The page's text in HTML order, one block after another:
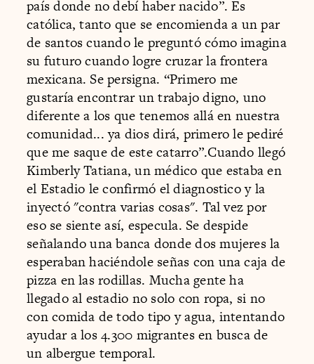
país donde no debí haber nacido”. Es
católica, tanto que se encomienda a un par
de santos cuando le preguntó cómo imagina
su futuro cuando logre cruzar la frontera
mexicana. Se persigna. “Primero me
gustaría encontrar un trabajo digno, uno
diferente a los que tenemos allá en nuestra
comunidad... ya dios dirá, primero le pediré
que me saque de este catarro”.Cuando llegó
Kimberly Tatiana, un médico que estaba en
el Estadio le confirmó el diagnostico y la
inyectó "contra varias cosas". Tal vez por
eso se siente así, especula. Se despide
señalando una banca donde dos mujeres la
esperaban haciéndole señas con una caja de
pizza en las rodillas. Mucha gente ha
llegado al estadio no solo con ropa, si no
con comida de todo tipo y agua, intentando
ayudar a los 4.300 migrantes en busca de
un albergue temporal.